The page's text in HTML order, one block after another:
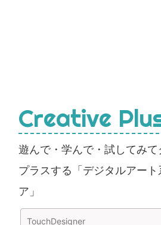
Creative
遊んで・学んで・試してみ
プラスする「デジタルアート
ア」